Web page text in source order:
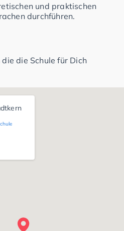
und praktischen
durchführen.
die Schule für Dich